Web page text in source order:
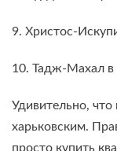
9. Христос-
10. Тадж-Махал в
Удивительно,
харьковским.
просто купить